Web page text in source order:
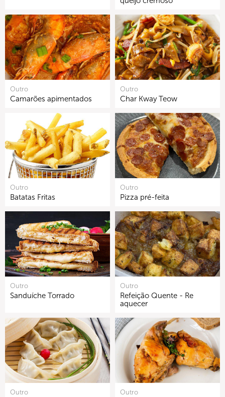
Outro
Camarões apimentados
Outro
Char Kway Teow
Outro
Batatas Fritas
Outro
Pizza pré-feita
Outro
Sanduíche Torrado
Outro
Refeição Quente - Re
aquecer
Outro Outro